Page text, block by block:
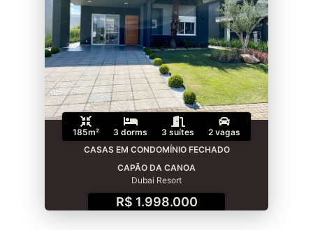
185m² 3 dorms 3 suítes
2 vagas
CASAS EM CONDOMÍNIO FECHADO
CAPÃO DA CANOA
Dubai Resort
R$ 1.998.000